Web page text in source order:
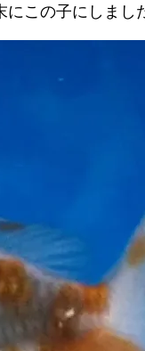
にこの子にしまし